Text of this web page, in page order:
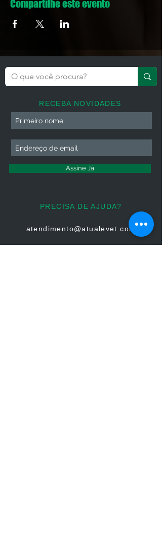
Compartilhe este evento
RECEBA NOVIDADES
Assine Já
PRECISA DE AJUDA?
atendimento@atualevet.com